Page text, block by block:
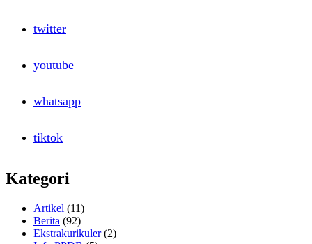
twitter
youtube
whatsapp
tiktok
Kategori
Artikel (11)
Berita (92)
Ekstrakurikuler(2)